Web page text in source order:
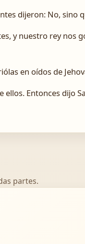
dijeron: No, sino
y nuestro rey nos
en oídos de
ellos. Entonces dijo
partes.